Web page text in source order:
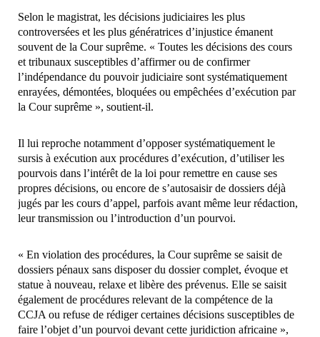
Selon le magistrat, les décisions judiciaires les plus
controversées et les plus génératrices d’injustice émanent
souvent de la Cour suprême. « Toutes les décisions des cours
et tribunaux susceptibles d’affirmer ou de confirmer
l’indépendance du pouvoir judiciaire sont systématiquement
enrayées, démontées, bloquées ou empêchées d’exécution par
la Cour suprême », soutient-il.
Il lui reproche notamment d’opposer systématiquement le
sursis à exécution aux procédures d’exécution, d’utiliser les
pourvois dans l’intérêt de la loi pour remettre en cause ses
propres décisions, ou encore de s’autosaisir de dossiers déjà
jugés par les cours d’appel, parfois avant même leur rédaction,
leur transmission ou l’introduction d’un pourvoi.
« En violation des procédures, la Cour suprême se saisit de
dossiers pénaux sans disposer du dossier complet, évoque et
statue à nouveau, relaxe et libère des prévenus. Elle se saisit
également de procédures relevant de la compétence de la
CCJA ou refuse de rédiger certaines décisions susceptibles de
faire l’objet d’un pourvoi devant cette juridiction africaine »,